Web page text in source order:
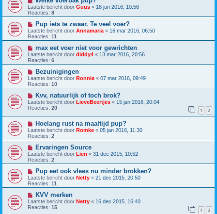
Laatste bericht door Guus « 18 jun 2016, 10:56
Reacties: 8
Pup iets te zwaar. Te veel voer?
Laatste bericht door Annamaria « 16 mar 2016, 06:50
Reacties: 11
max eet voer niet voor gewrichten
Laatste bericht door diddy4 « 13 mar 2016, 20:56
Reacties: 6
Bezuinigingen
Laatste bericht door Ronnie « 07 mar 2016, 09:49
Reacties: 10
Kvv, natuurlijk of toch brok?
Laatste bericht door LieveBeertjes « 15 jan 2016, 20:04
Reacties: 20 1 2
Hoelang rust na maaltijd pup?
Laatste bericht door Romke « 05 jan 2016, 11:30
Reacties: 2
Ervaringen Source
Laatste bericht door Lien « 31 dec 2015, 10:52
Reacties: 2
Pup eet ook vlees nu minder brokken?
Laatste bericht door Netty « 21 dec 2015, 20:50
Reacties: 11
KVV merken
Laatste bericht door Netty « 16 dec 2015, 16:40
Reacties: 15 1 2